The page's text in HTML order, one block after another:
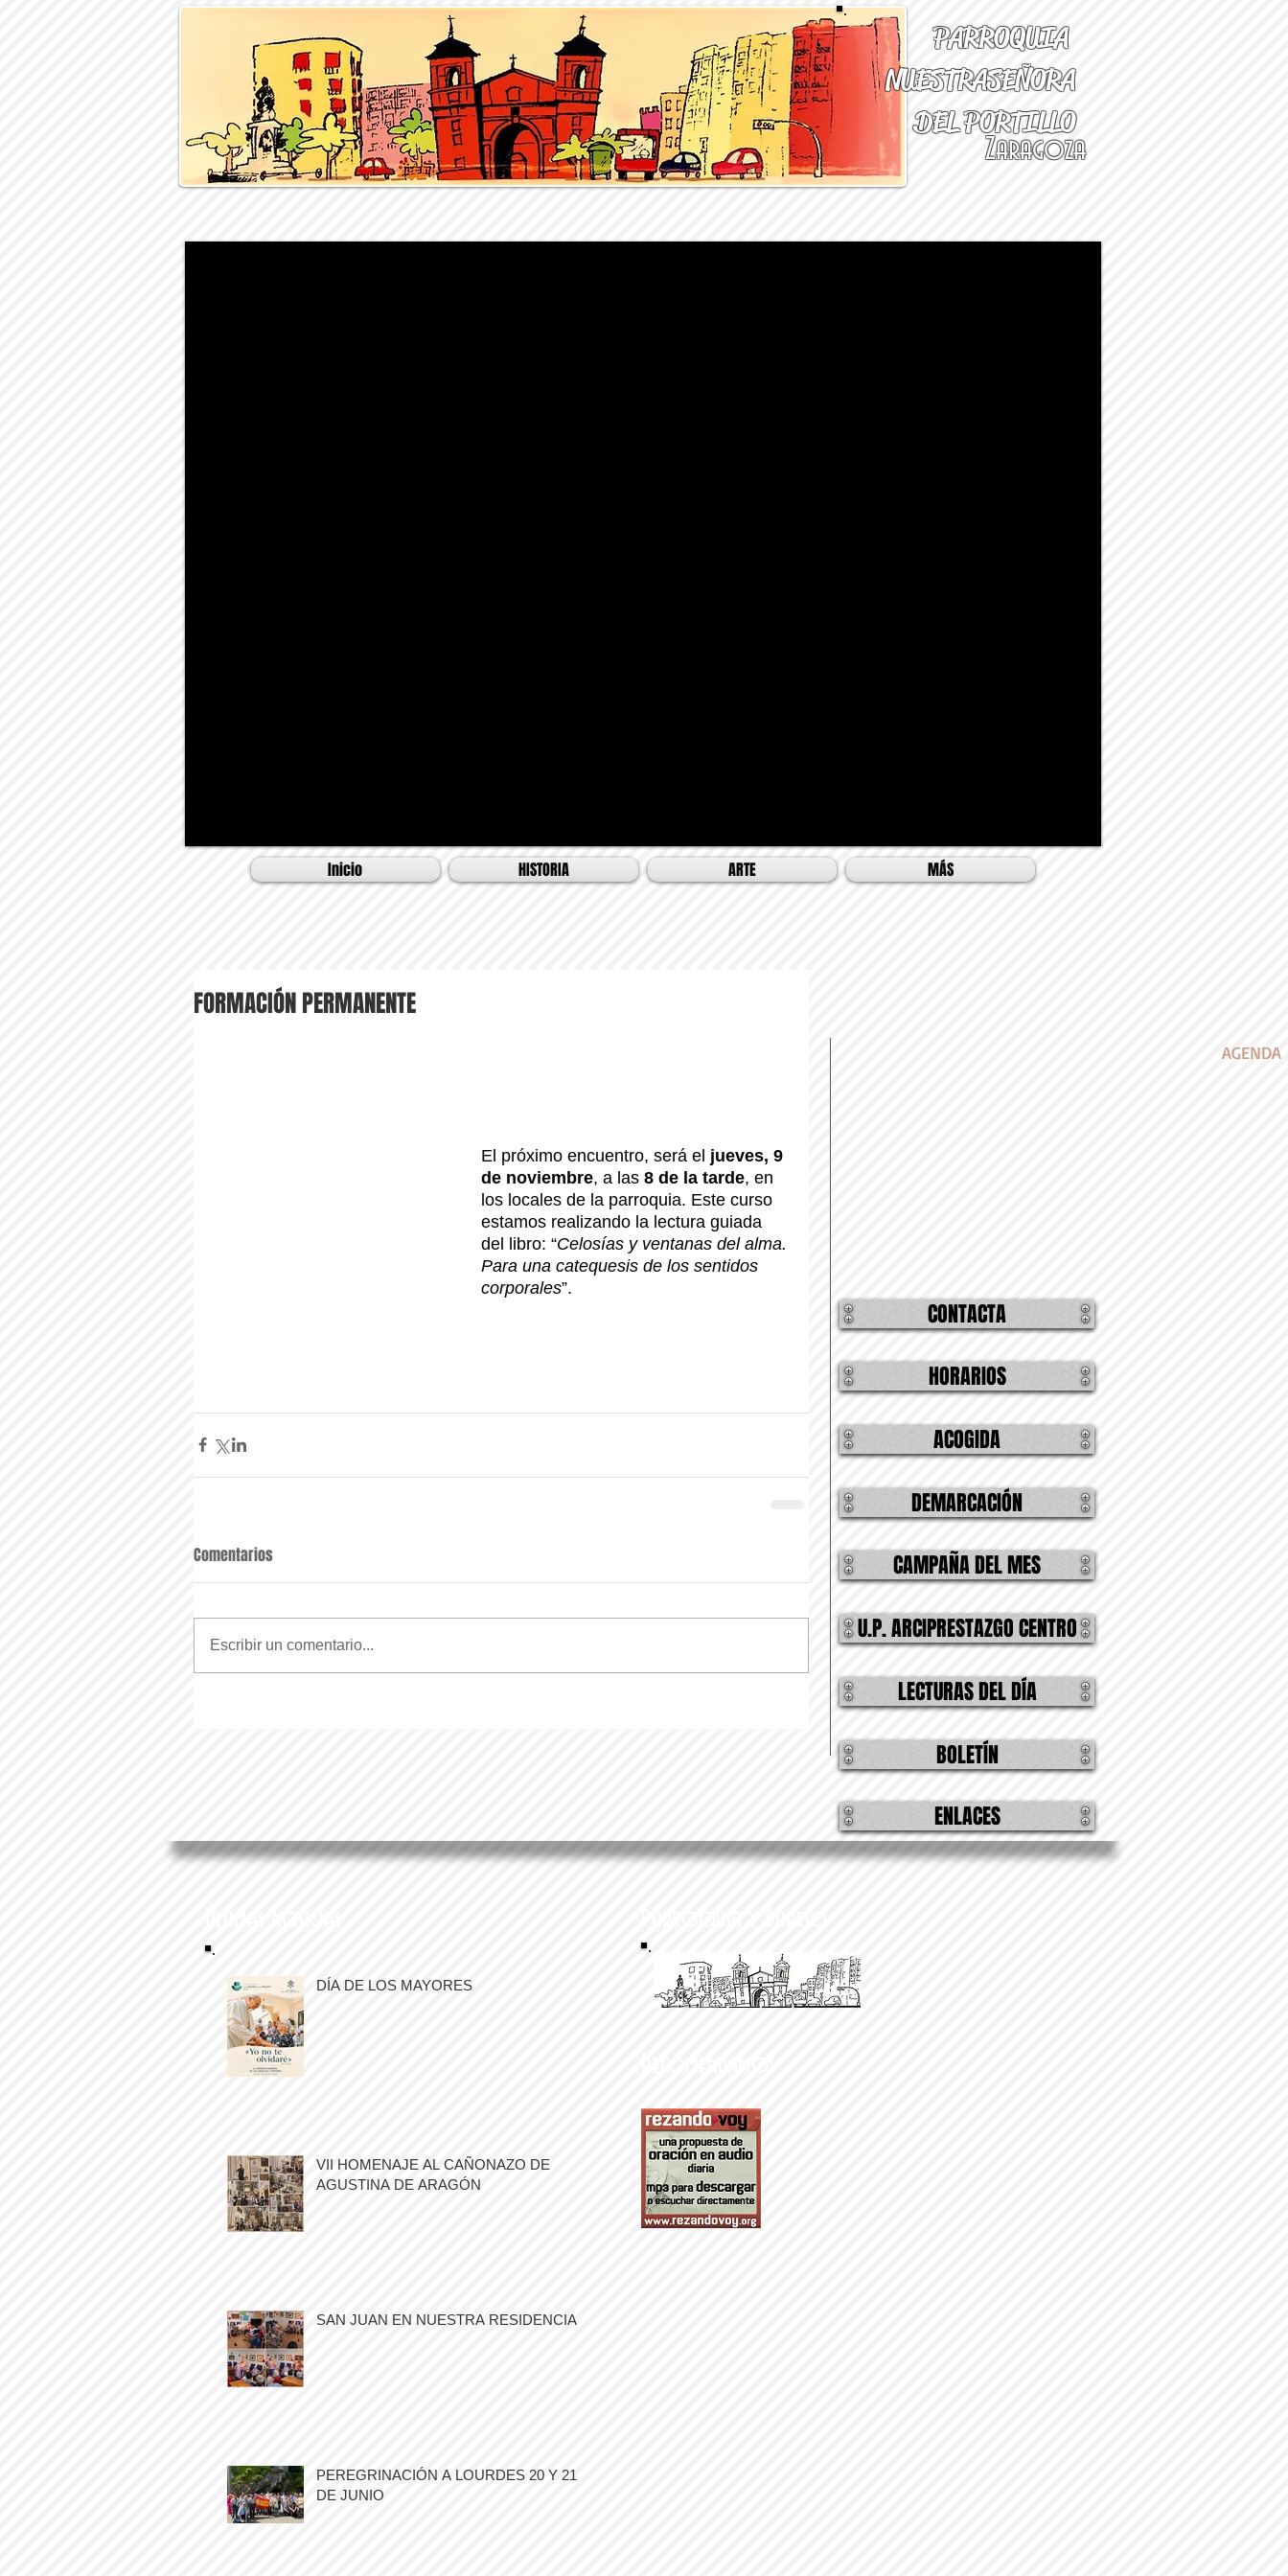
PARROQUIA
NUESTRASEÑORA
DEL PORTILLO
Zaragoza
Inicio HISTORIA ARTE MÁS
FORMACIÓN PERMANENTE
El próximo encuentro, será el jueves, 9
de noviembre, a las 8 de la tarde, en
los locales de la parroquia. Este curso
estamos realizando la lectura guiada
del libro: “Celosías y ventanas del alma.
Para una catequesis de los sentidos
corporales”.
Comentarios
Escribir un comentario...
ACOGIDA
CAMPAÑA DEL MES
U.P. ARCIPRESTAZGO CENTRO
ENLACES
BOLETÍN
CONTACTA
HORARIOS
DEMARCACIÓN
LECTURAS DEL DÍA
AGENDA
DÍA DE LOS MAYORES
VII HOMENAJE AL CAÑONAZO DE
AGUSTINA DE ARAGÓN
SAN JUAN EN NUESTRA RESIDENCIA
PEREGRINACIÓN A LOURDES 20 Y 21
DE JUNIO